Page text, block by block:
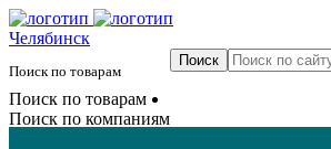
Челябинск
Поиск по товарам
Поиск по товарам
Поиск по компаниям